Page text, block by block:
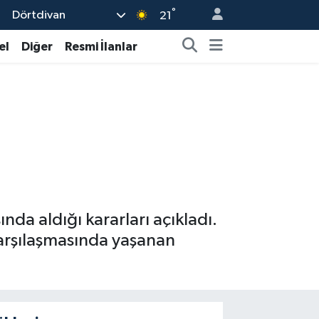
Dörtdivan 21 °
Diğer Resmi İlanlar
aldığı kararları açıkladı.
yaşanan